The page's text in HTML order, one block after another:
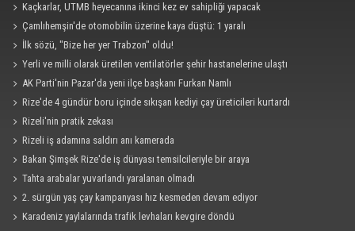
Kaçkarlar, UTMB heyecanına ikinci kez ev sahipliği yapacak
Çamlıhemşin'de otomobilin üzerine kaya düştü: 1 yaralı
İlk sözü, "Bize her yer Trabzon" oldu!
Yerli ve milli olarak üretilen ventilatörler şehir hastanelerine ulaştı
AK Parti'nin Pazar'da yeni ilçe başkanı Furkan Namlı
Rize'de 4 gündür boru içinde sıkışan kediyi çay üreticileri kurtardı
Rizeli'nin pratik zekası
Rizeli iş adamına saldırı anı kamerada
Bakan Şimşek Rize'de iş dünyası temsilcileriyle bir araya
Tahta arabalar yuvarlandı yaralanan olmadı
2. sürgün yaş çay kampanyası hız kesmeden devam ediyor
Karadeniz yaylalarında trafik levhaları kevgire döndü